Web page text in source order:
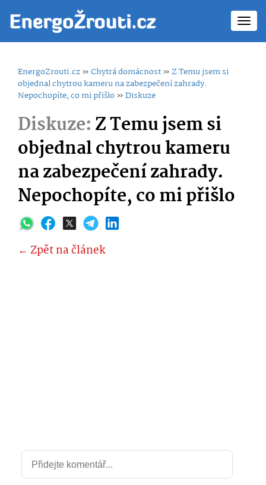
EnergoZrouti.cz»Chytrá domácnost»Z Temu jsem si
objednal chytrou kameru na zabezpečení zahrady.
Nepochopíte, co mi přišlo»Diskuze
Diskuze:Z Temu jsem si
objednal chytrou kameru
na zabezpečení zahrady.
Nepochopíte, co mi přišlo
← Zpět na článek